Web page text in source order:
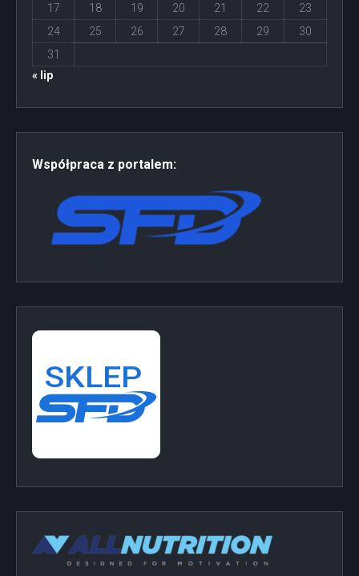
17
18 19 20 21 22
23
24
25 26 27 28 29
30
31
« lip
Współpraca z portalem: